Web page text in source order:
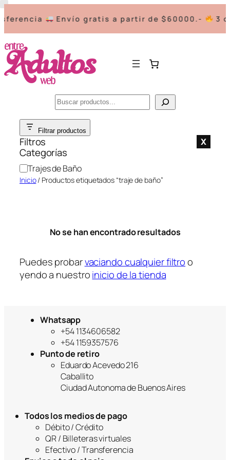
Envío gratis a partir de $60000.- 3
Buscar
Saltar
contenido
Filtrar productos
Filtros X
Categorías
C
a
a
Trajes de Baño
Inicio/ Productos etiquetados “traje de baño”
No se han encontrado resultados
Puedes probarvaciando cualquier filtroo
yendo a nuestroinicio de la tienda
Whatsapp
+54 1134606582
+54 1159357576
Punto de retiro
Eduardo Acevedo 216
Caballito
Ciudad Autonoma de Buenos Aires
Todos los medios de pago
Débito / Crédito
QR / Billeteras virtuales
Efectivo / Transferencia